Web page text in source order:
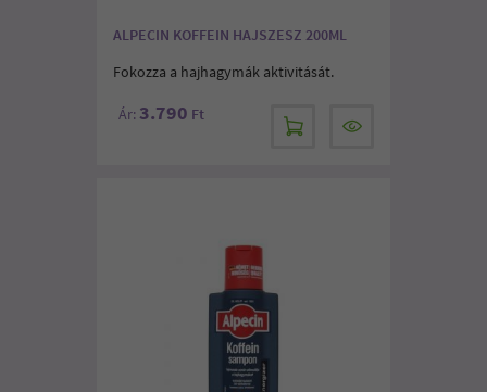
ALPECIN KOFFEIN HAJSZESZ 200ML
Fokozza a hajhagymák aktivitását.
Ár: 3.790 Ft